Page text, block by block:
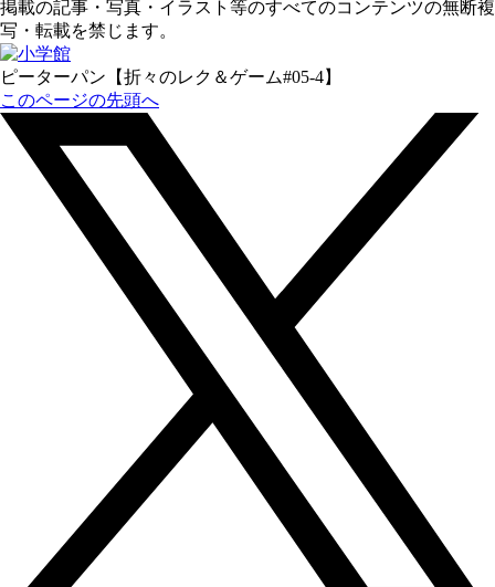
掲載の記事・写真・イラスト等のすべてのコンテンツの無断複
写・転載を禁じます。
ピーターパン【折々のレク＆ゲーム#05-4】
このページの先頭へ